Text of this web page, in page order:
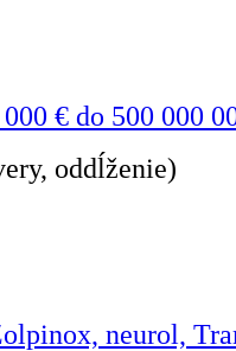
€ do 500 000
oddĺženie)
neurol,